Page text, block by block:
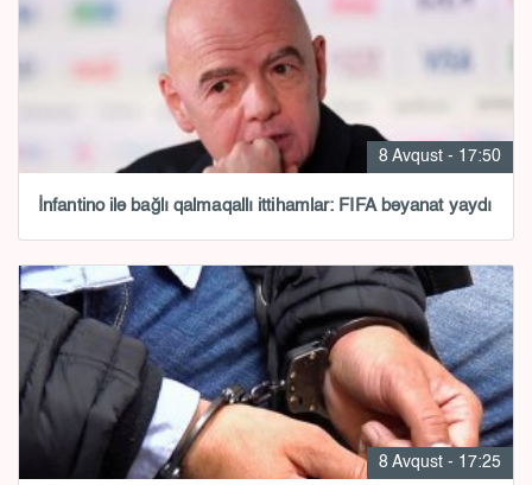
8 Avqust - 17:50
İnfantino ilə bağlı qalmaqallı ittihamlar: FIFA bəyanat yaydı
8 Avqust - 17:25